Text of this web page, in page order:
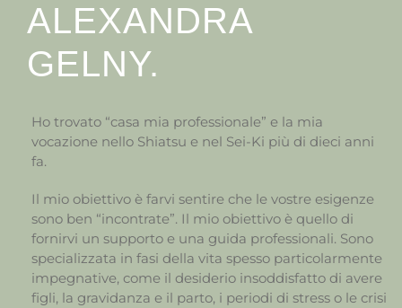
ALEXANDRA
GELNY.
Ho trovato “casa mia professionale” e la mia
vocazione nello Shiatsu e nel Sei-Ki più di dieci anni
fa.
Il mio obiettivo è farvi sentire che le vostre esigenze
sono ben “incontrate”. Il mio obiettivo è quello di
fornirvi un supporto e una guida professionali. Sono
specializzata in fasi della vita spesso particolarmente
impegnative, come il desiderio insoddisfatto di avere
figli, la gravidanza e il parto, i periodi di stress o le crisi